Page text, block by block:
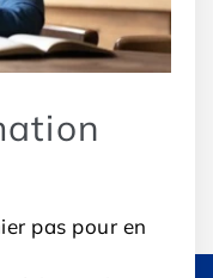
pas pour en